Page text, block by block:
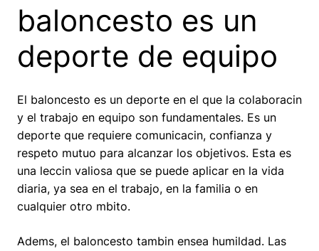
baloncesto es un
deporte de equipo
El baloncesto es un deporte en el que la colaboracin
y el trabajo en equipo son fundamentales. Es un
deporte que requiere comunicacin, confianza y
respeto mutuo para alcanzar los objetivos. Esta es
una leccin valiosa que se puede aplicar en la vida
diaria, ya sea en el trabajo, en la familia o en
cualquier otro mbito.
Adems, el baloncesto tambin ensea humildad. Las